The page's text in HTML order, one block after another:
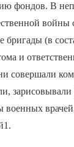
фондов. В
войны
бригады (в
и
совершали